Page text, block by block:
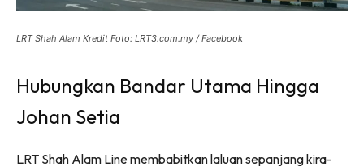
LRT Shah Alam Kredit Foto: LRT3.com.my / Facebook
Hubungkan Bandar Utama Hingga
Johan Setia
LRT Shah Alam Line membabitkan laluan sepanjang kira-